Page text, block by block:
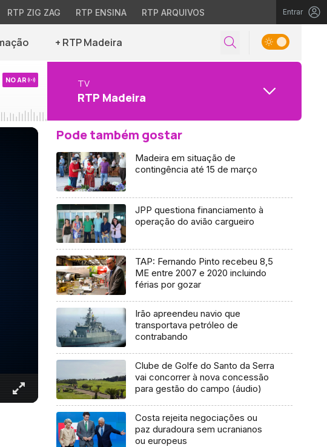
RTP ZIG ZAG RTP ENSINA RTP ARQUIVOS Entrar
+ RTP Madeira
NO AR TV
RTP Madeira
Pode também gostar
Madeira em situação de
contingência até 15 de março
JPP questiona financiamento à
operação do avião cargueiro
TAP: Fernando Pinto recebeu 8,5
ME entre 2007 e 2020 incluindo
férias por gozar
Irão apreendeu navio que
transportava petróleo de
contrabando
Clube de Golfe do Santo da Serra
vai concorrer à nova concessão
para gestão do campo (áudio)
Costa rejeita negociações ou
paz duradoura sem ucranianos
ou europeus